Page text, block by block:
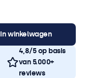
In winkelwagen
4,8/5 op basis
van 5.000+
reviews